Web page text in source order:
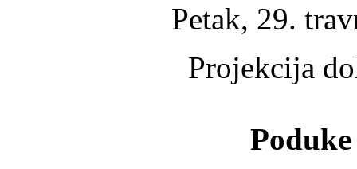
Petak, 29.
Projekcija